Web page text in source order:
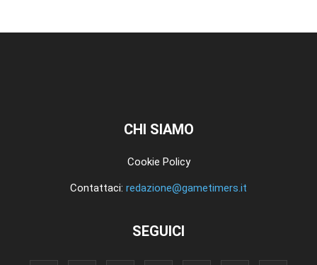
CHI SIAMO
Cookie Policy
Contattaci: redazione@gametimers.it
SEGUICI